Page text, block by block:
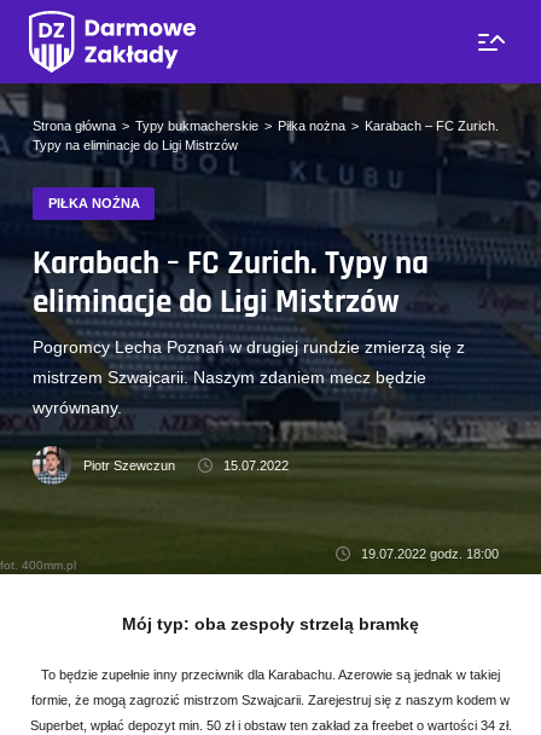
fot. 400mm.pl
Strona główna Typy bukmacherskie Piłka nożna
Karabach – FC Zurich.
Typy na eliminacje do Ligi Mistrzów
PIŁKA NOŻNA
Karabach – FC Zurich. Typy na
eliminacje do Ligi Mistrzów
Pogromcy Lecha Poznań w drugiej rundzie zmierzą się z
mistrzem Szwajcarii. Naszym zdaniem mecz będzie
wyrównany.
Piotr Szewczun 15.07.2022
19.07.2022 godz. 18:00
Mój typ: oba zespoły strzelą bramkę
To będzie zupełnie inny przeciwnik dla Karabachu. Azerowie są jednak w takiej
formie, że mogą zagrozić mistrzom Szwajcarii. Zarejestruj się z naszym kodem w
Superbet, wpłać depozyt min. 50 zł i obstaw ten zakład za freebet o wartości 34 zł.